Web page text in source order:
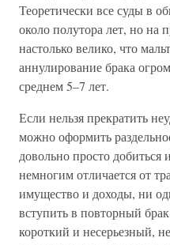
Теоретически все суды в
около полутора лет, но на
настолько велико, что
аннулирование брака
среднем 5–7 лет.
Если нельзя прекратить
можно оформить
довольно просто добиться
немногим отличается от
имущество и доходы, ни
вступить в повторный
короткий и несерьезный,